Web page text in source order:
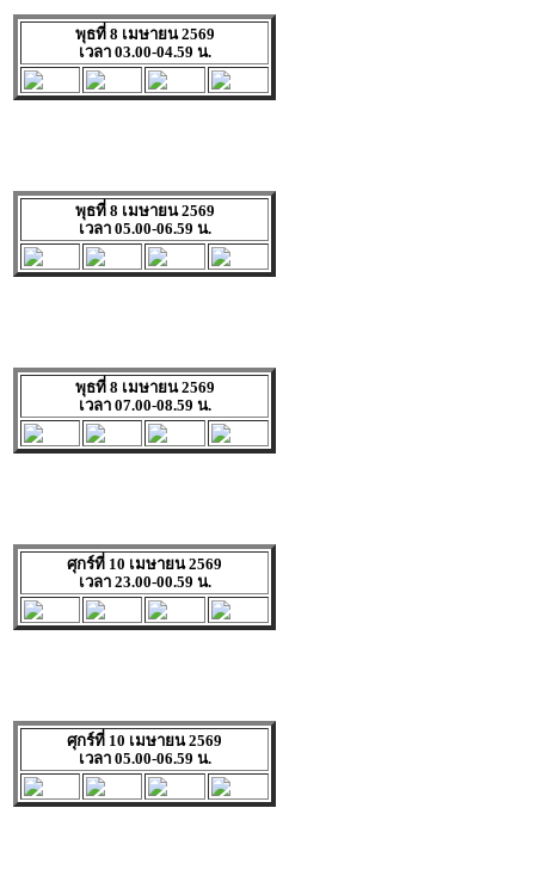
พุธที่ 8 เมษายน 2569
เวลา 03.00-04.59 น.
พุธที่ 8 เมษายน 2569
เวลา 05.00-06.59 น.
พุธที่ 8 เมษายน 2569
เวลา 07.00-08.59 น.
ศุกร์ที่ 10 เมษายน 2569
เวลา 23.00-00.59 น.
ศุกร์ที่ 10 เมษายน 2569
เวลา 05.00-06.59 น.